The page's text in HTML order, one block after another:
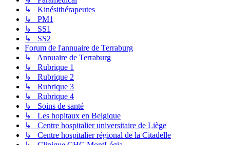
↳ Kinésithérapeutes
↳ PM1
↳ SS1
↳ SS2
Forum de l'annuaire de Terraburg
↳ Annuaire de Terraburg
↳ Rubrique 1
↳ Rubrique 2
↳ Rubrique 3
↳ Rubrique 4
↳ Soins de santé
↳ Les hopitaux en Belgique
↳ Centre hospitalier universitaire de Liège
↳ Centre hospitalier régional de la Citadelle